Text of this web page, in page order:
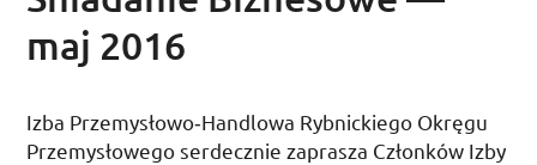
maj 2016
Izba Przemysłowo­‑Handlowa Rybnickiego Okręgu
Przemysłowego serdecznie zaprasza Członków Izby